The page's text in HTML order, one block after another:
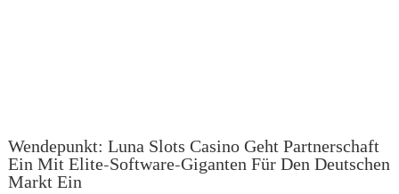
Wendepunkt: Luna Slots Casino Geht Partnerschaft
Ein Mit Elite-Software-Giganten Für Den Deutschen
Markt Ein